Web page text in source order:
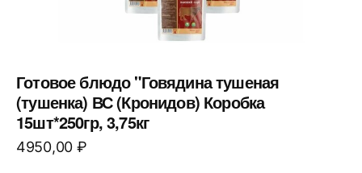
Готовое блюдо "Говядина тушеная
(тушенка) ВС (Кронидов) Коробка
15шт*250гр, 3,75кг
4950,00 ₽